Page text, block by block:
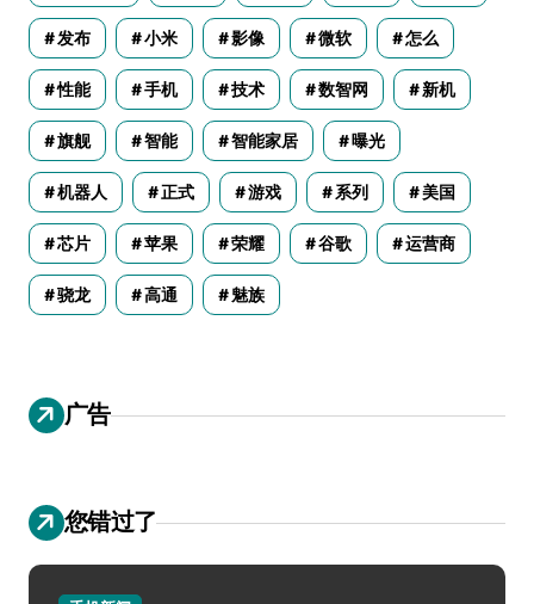
发布 小米 影像 微软 怎么
性能 手机 技术 数智网 新机
旗舰 智能 智能家居 曝光
机器人 正式 游戏 系列 美国
芯片 苹果 荣耀 谷歌 运营商
骁龙 高通 魅族
广告
您错过了